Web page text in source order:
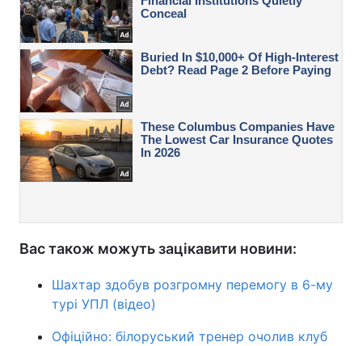
Вас також можуть зацікавити новини:
Шахтар здобув розгромну перемогу в 6-му
турі УПЛ (відео)
Офіційно: білоруський тренер очолив клуб